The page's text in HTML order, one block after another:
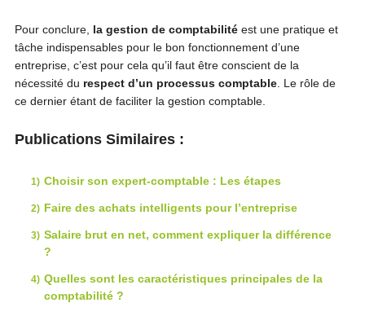
Pour conclure, la gestion de comptabilitéest une pratique et
tâche indispensables pour le bon fonctionnement d’une
entreprise, c’est pour cela qu’il faut être conscient de la
nécessité du respect d’un processus comptable. Le rôle de
ce dernier étant de faciliter la gestion comptable.
Publications Similaires :
Choisir son expert-comptable : Les étapes
Faire des achats intelligents pour l’entreprise
Salaire brut en net, comment expliquer la différence
?
Quelles sont les caractéristiques principales de la
comptabilité ?